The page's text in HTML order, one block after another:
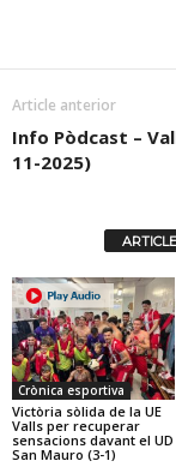
Article anterior
Info Pòdcast –
11-2025)
Crònica esportiva
Victòria sòlida de la UE
Valls per recuperar
sensacions davant el UD
San Mauro (3-1)